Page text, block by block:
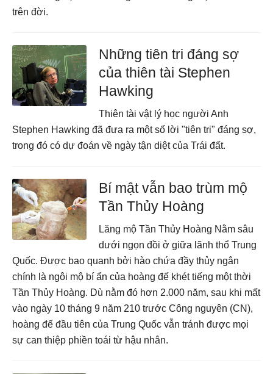
trên đời.
Những tiên tri đáng sợ
của thiên tài Stephen
Hawking
Thiên tài vật lý học người Anh
Stephen Hawking đã đưa ra một số lời "tiên tri" đáng sợ,
trong đó có dự đoán về ngày tận diệt của Trái đất.
Bí mật vẫn bao trùm mộ
Tần Thủy Hoàng
Lăng mộ Tần Thủy Hoàng Nằm sâu
dưới ngọn đồi ở giữa lãnh thổ Trung
Quốc. Được bao quanh bởi hào chứa đầy thủy ngân
chính là ngôi mộ bí ẩn của hoàng đế khét tiếng một thời
Tần Thủy Hoàng. Dù nằm đó hơn 2.000 năm, sau khi mất
vào ngày 10 tháng 9 năm 210 trước Công nguyên (CN),
hoàng đế đầu tiên của Trung Quốc vẫn tránh được mọi
sự can thiệp phiền toái từ hậu nhân.